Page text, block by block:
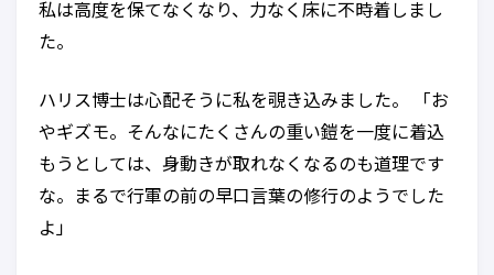
私は高度を保てなくなり、力なく床に不時着しまし
た。
ハリス博士は心配そうに私を覗き込みました。 「お
やギズモ。そんなにたくさんの重い鎧を一度に着込
もうとしては、身動きが取れなくなるのも道理です
な。まるで行軍の前の早口言葉の修行のようでした
よ」